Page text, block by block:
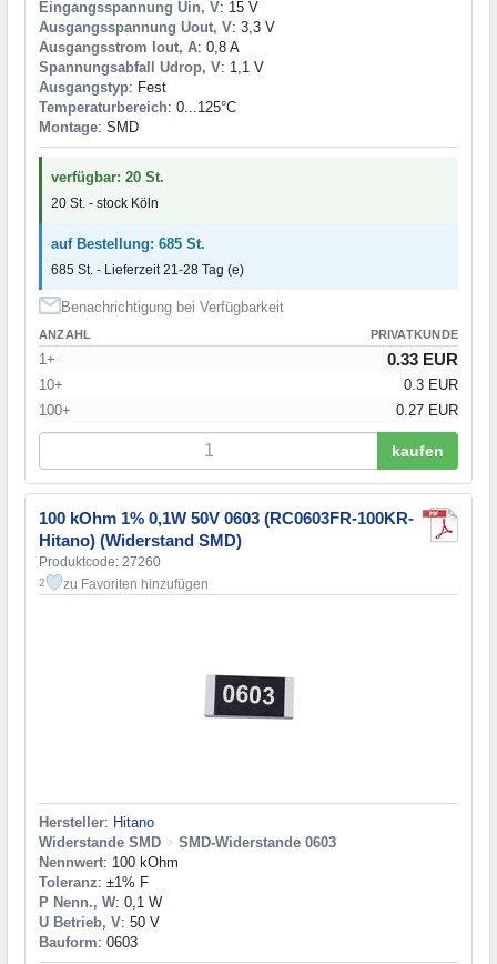
Eingangsspannung Uin, V: 15 V
Ausgangsspannung Uout, V: 3,3 V
Ausgangsstrom Iout, A: 0,8 A
Spannungsabfall Udrop, V: 1,1 V
Ausgangstyp: Fest
Temperaturbereich: 0...125°C
Montage: SMD
verfügbar: 20 St.
20 St. - stock Köln
auf Bestellung: 685 St.
685 St. - Lieferzeit 21-28 Tag (e)
Benachrichtigung bei Verfügbarkeit
ANZAHL PRIVATKUNDE
1+ 0.33 EUR
10+
0.3 EUR
100+
0.27 EUR
kaufen
100 kOhm 1% 0,1W 50V 0603 (RC0603FR-100KR-
Hitano) (Widerstand SMD)
Produktcode: 27260
2 zu Favoriten hinzufügen
Hersteller: Hitano
Widerstande SMD > SMD-Widerstande 0603
Nennwert: 100 kOhm
Toleranz: ±1% F
P Nenn., W: 0,1 W
U Betrieb, V: 50 V
Bauform: 0603